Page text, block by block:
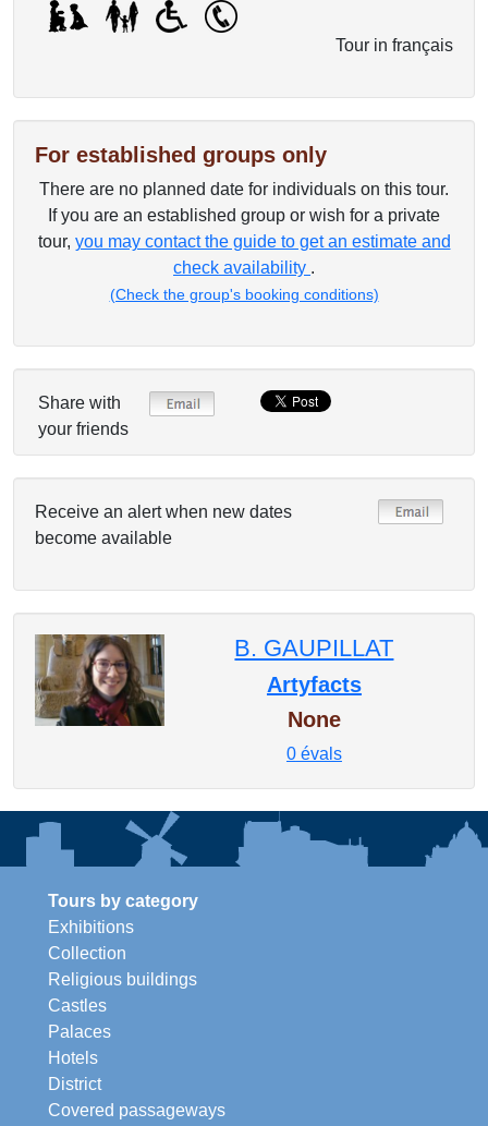
Tour in français
For established groups only
There are no planned date for individuals on this tour.
If you are an established group or wish for a private
tour, you may contact the guide to get an estimate and
check availability .
(Check the group's booking conditions)
Share with
your friends
Receive an alert when new dates
become available
B. GAUPILLAT
Artyfacts
None
0évals
Tours by category
Exhibitions
Collection
Religious buildings
Castles
Palaces
Hotels
District
Covered passageways